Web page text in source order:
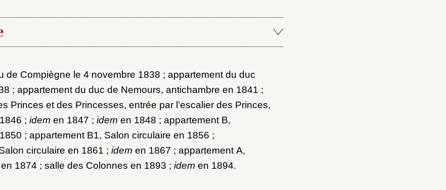
de Compiègne le 4 novembre 1838 ; appartement du duc
; appartement du duc de Nemours, antichambre en 1841 ;
Princes et des Princesses, entrée par l’escalier des Princes,
; idem en 1847 ; idem en 1848 ; appartement B,
; appartement B1, Salon circulaire en 1856 ;
circulaire en 1861 ; idem en 1867 ; appartement A,
1874 ; salle des Colonnes en 1893 ; idem en 1894.
dossier
de passe